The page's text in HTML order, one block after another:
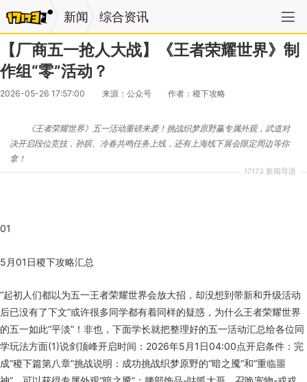
新闻 综合资讯
【厂商五一抢人大战】《王者荣耀世界》制
作组“零”活动？
2026-05-26 17:57:00 来源：公众号 作者：稷下攻略
17173 新闻导语
《王者荣耀世界》五一活动重磅来袭！挑战织梦原野赢专属外观，武道对
决开启段位竞技，孙膑、冷春共鸣任务上线，还有上海线下展会限定周边等你
拿！
01
5月01日稷下攻略汇总
“起初人们都以为五一王者荣耀世界会放大招，却没想到带新和升级活动
后已没有了下文”或许很多同学都有着同样的疑惑，为什么王者荣耀世界
的五一如此“平淡”！非也，下面学长就把整理好的五一活动汇总给各位同
学玩法方面(1)说剑顶峰开启时间：2026年5月1日04:00点开启条件：完
成“稷下篇第八章”挑战说明：成功挑战织梦原野的“暗之魇”和“重临噩